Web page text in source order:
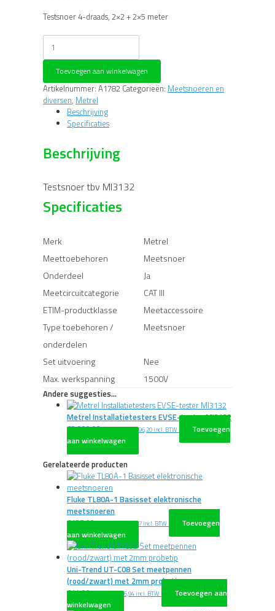
Testsnoer 4-draads, 2×2 + 2×5 meter
Metrel
draads
testsnoer,
2
x
5
aantal
Toevoegen aan winkelwagen
Artikelnummer: A1782 Categorieën: Meetsnoeren en
diversen, Metrel
Beschrijving
Specificaties
Beschrijving
Testsnoer tbv MI3132
Specificaties
Merk
Metrel
Meettoebehoren
Meetsnoer
Onderdeel
Ja
Meetcircuitcategorie
CAT III
ETIM-productklasse
Meetaccessoire
Type toebehoren /
onderdelen
Meetsnoer
Set uitvoering
Nee
Max. werkspanning
1500V
Andere suggesties…
Metrel Installatietesters EVSE-tester MI3132
€3.220,00 excl. BTW€3.896,20 incl. BTW
Toevoegen
aan winkelwagen
Gerelateerde producten
Fluke TL80A-1 Basisset elektronische
meetsnoeren
€127,00 excl. BTW€153,67 incl. BTW
Toevoegen
aan winkelwagen
Uni-Trend UT-C08 Set meetpennen
(rood/zwart) met 2mm probetip
€14,00 excl. BTW€16,94 incl. BTW
Toevoegen aan
winkelwagen